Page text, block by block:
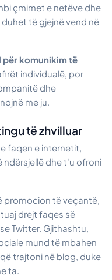
çmimet e netëve dhe
të gjejnë vend në
për komunikim të
individualë, por
dhe
me ju.
të zhvilluar
faqen e internetit,
ndërsjellë dhe t'u ofroni
promocion të veçantë,
drejt faqes së
Twitter. Gjithashtu,
mund të mbahen
trajtoni në blog, duke
ta.